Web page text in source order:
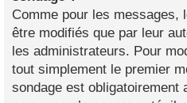
Comme pour les messages,
être modifiés que par leur
les administrateurs. Pour
tout simplement le premier
sondage est obligatoirement